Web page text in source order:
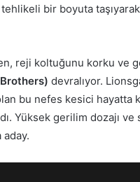
bir boyuta
reji koltuğunu korku ve
devralıyor.
bu nefes kesici hayatta
Yüksek gerilim dozajı ve
aday.